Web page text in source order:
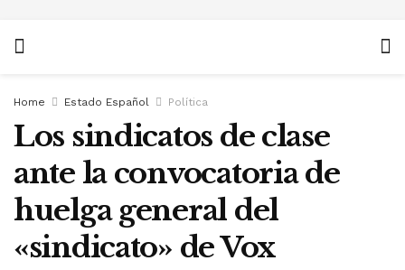
Home Estado Español Política
Los sindicatos de clase
ante la convocatoria de
huelga general del
«sindicato» de Vox